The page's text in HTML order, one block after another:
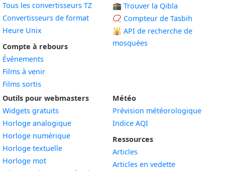
Tous les convertisseurs TZ
Convertisseurs de format
Heure Unix
Compte à rebours
Événements
Films à venir
Films sortis
🕋 Trouver la Qibla
📿 Compteur de Tasbih
🕌 API de recherche de
mosquées
Outils pour webmasters
Widgets gratuits
Horloge analogiqueWidget
Horloge numériqueWidget
Horloge textuelleWidget
Horloge motWidget
Météo
Prévision météorologique
Indice AQI
Ressources
Articles
Articles en vedette